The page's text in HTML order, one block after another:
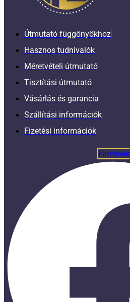
Útmutató függönyökhoz
Hasznos tudnivalók
Méretvételi útmutató
Tisztítási útmutató
Vásárlás és garancia
Szállítási információk
Fizetési információk
Facebook